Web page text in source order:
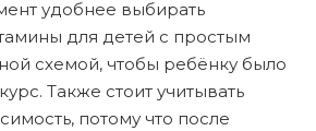
удобнее выбирать
для детей с простым
схемой, чтобы ребёнку было
Также стоит учитывать
потому что после